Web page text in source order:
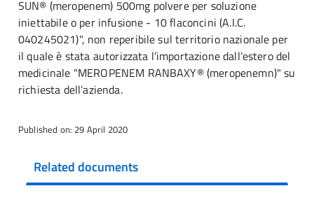
SUN® (meropenem) 500mg polvere per soluzione
iniettabile o per infusione - 10 flaconcini (A.I.C.
040245021)", non reperibile sul territorio nazionale per
il quale è stata autorizzata l’importazione dall’estero del
medicinale "MEROPENEM RANBAXY® (meropenemn)" su
richiesta dell’azienda.
Published on: 29 April 2020
Related documents